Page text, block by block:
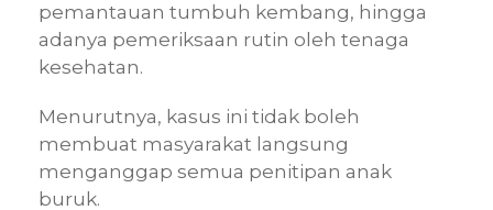
pemantauan tumbuh kembang, hingga
adanya pemeriksaan rutin oleh tenaga
kesehatan.
Menurutnya, kasus ini tidak boleh
membuat masyarakat langsung
menganggap semua penitipan anak
buruk.